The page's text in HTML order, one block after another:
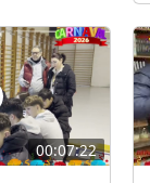
00:07:22